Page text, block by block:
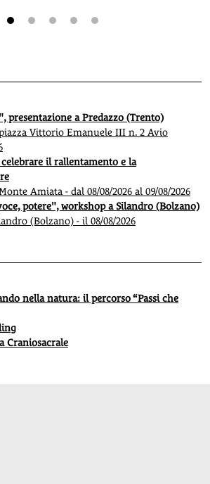
presentazione a Predazzo (Trento)
Vittorio Emanuele III n. 2 Avio
celebrare il rallentamento e la
Amiata - dal 08/08/2026 al 09/08/2026
potere", workshop a Silandro (Bolzano)
(Bolzano) - il 08/08/2026
nella natura: il percorso “Passi che
Craniosacrale